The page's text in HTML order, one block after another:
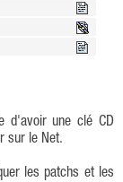
sur le Net.
les patchs et les